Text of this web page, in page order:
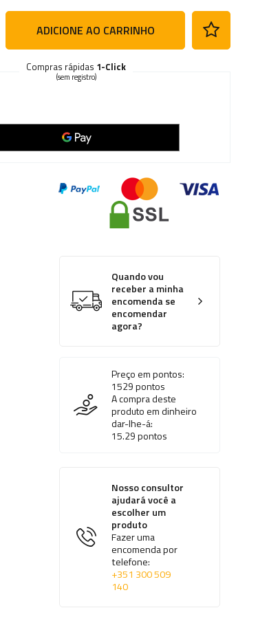
ADICIONE AO CARRINHO
Compras rápidas 1-Click
(sem registro)
Quando vou
receber a minha
encomenda se
encomendar
agora?
Preço em pontos:
1529pontos
A compra deste
produto em dinheiro
dar-lhe-á:
15.29pontos
Nosso consultor
ajudará você a
escolher um
produto
Fazer uma
encomenda por
telefone:
+351 300 509
140